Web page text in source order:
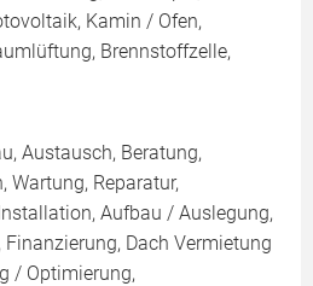
Kamin / Ofen,
Brennstoffzelle,
Austausch, Beratung,
Wartung, Reparatur,
Aufbau / Auslegung,
Dach Vermietung
/ Optimierung,